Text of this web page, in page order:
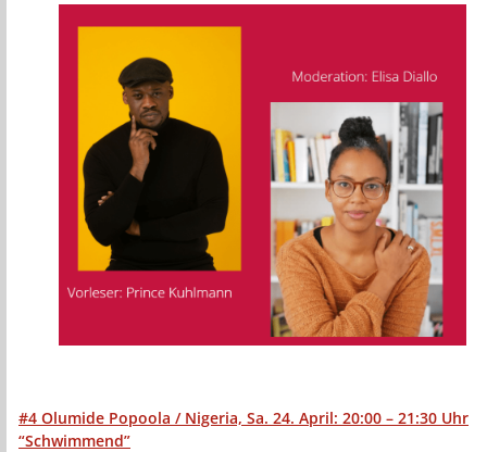
#4 Olumide Popoola / Nigeria, Sa. 24. April: 20:00 – 21:30 Uhr
“Schwimmend”